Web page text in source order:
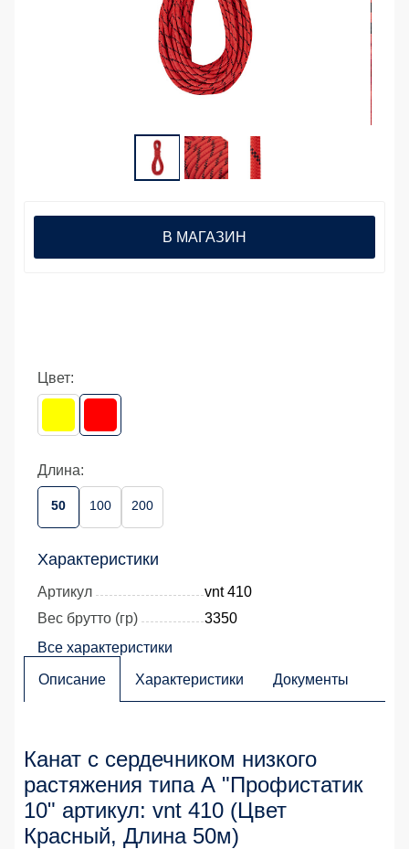
Цвет:
Длина:
50 100 200
Характеристики
Артикул
vnt 410
Вес брутто (гр)
3350
Все характеристики
В МАГАЗИН
Описание Характеристики Документы
Канат с сердечником низкого
растяжения типа А "Профистатик
10" артикул: vnt 410 (Цвет
Красный, Длина 50м)